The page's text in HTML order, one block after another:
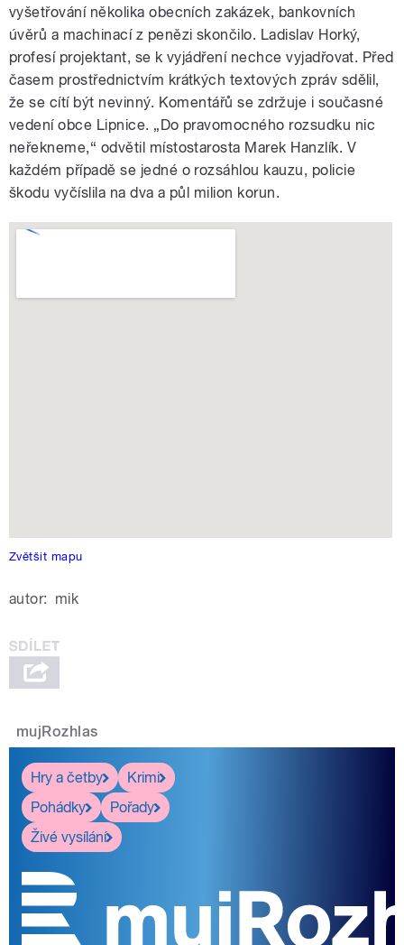
vyšetřování několika obecních zakázek, bankovních
úvěrů a machinací z penězi skončilo. Ladislav Horký,
profesí projektant, se k vyjádření nechce vyjadřovat. Před
časem prostřednictvím krátkých textových zpráv sdělil,
že se cítí být nevinný. Komentářů se zdržuje i současné
vedení obce Lipnice. „Do pravomocného rozsudku nic
neřekneme,“ odvětil místostarosta Marek Hanzlík. V
každém případě se jedné o rozsáhlou kauzu, policie
škodu vyčíslila na dva a půl milion korun.
Zvětšit mapu
autor: mik
mujRozhlas
Hry a četby
Krimi
Pohádky
Pořady
Živé vysílání